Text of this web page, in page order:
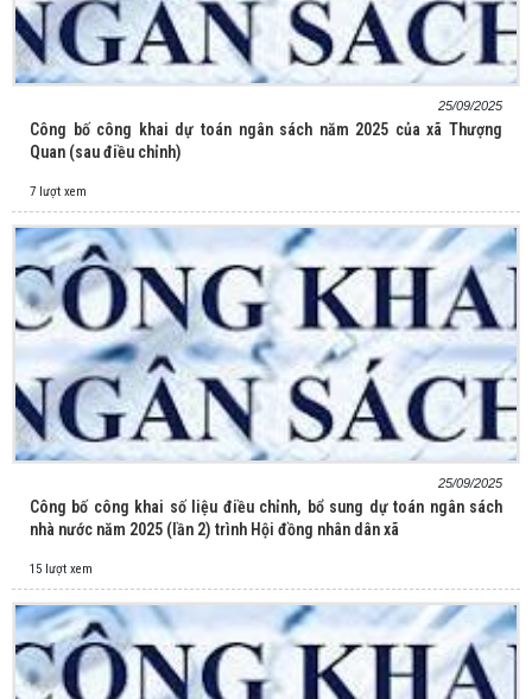
25/09/2025
Công bố công khai dự toán ngân sách năm 2025 của xã Thượng
Quan (sau điều chỉnh)
7 lượt xem
25/09/2025
Công bố công khai số liệu điều chỉnh, bổ sung dự toán ngân sách
nhà nước năm 2025 (lần 2) trình Hội đồng nhân dân xã
15 lượt xem